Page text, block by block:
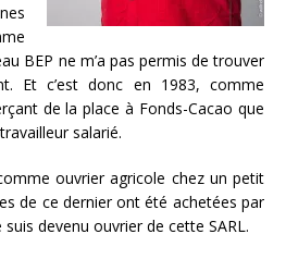
BEP ne m’a pas permis de trouver
Et c’est donc en 1983, comme
de la place à Fonds-Cacao que
salarié.
ouvrier agricole chez un petit
de ce dernier ont été achetées par
devenu ouvrier de cette SARL.